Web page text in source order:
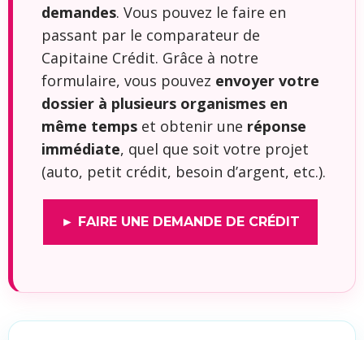
demandes. Vous pouvez le faire en
passant par le comparateur de
Capitaine Crédit. Grâce à notre
formulaire, vous pouvez envoyer votre
dossier à plusieurs organismes en
même temps et obtenir une réponse
immédiate, quel que soit votre projet
(auto, petit crédit, besoin d’argent, etc.).
► FAIRE UNE DEMANDE DE CRÉDIT